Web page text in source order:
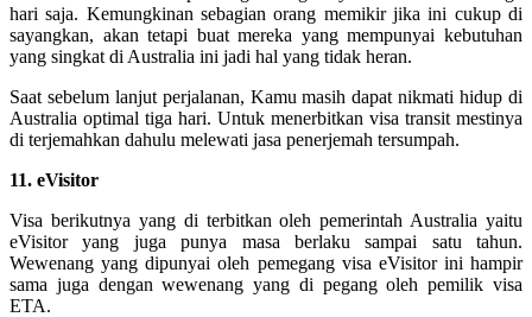
hari saja. Kemungkinan sebagian orang memikir jika ini cukup di
sayangkan, akan tetapi buat mereka yang mempunyai kebutuhan
yang singkat di Australia ini jadi hal yang tidak heran.
Saat sebelum lanjut perjalanan, Kamu masih dapat nikmati hidup di
Australia optimal tiga hari. Untuk menerbitkan visa transit mestinya
di terjemahkan dahulu melewati jasa penerjemah tersumpah.
11. eVisitor
Visa berikutnya yang di terbitkan oleh pemerintah Australia yaitu
eVisitor yang juga punya masa berlaku sampai satu tahun.
Wewenang yang dipunyai oleh pemegang visa eVisitor ini hampir
sama juga dengan wewenang yang di pegang oleh pemilik visa
ETA.